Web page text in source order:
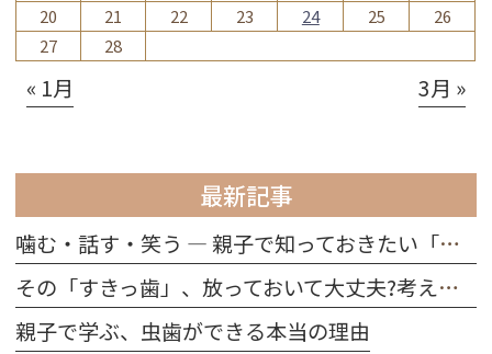
20
21 22 23 24 25
26
27
28
« 1月 3月 »
最新記事
噛む・話す・笑う ― 親子で知っておきたい「歯の役割」
その「すきっ歯」、放っておいて大丈夫?考えられる原因を解説
親子で学ぶ、虫歯ができる本当の理由